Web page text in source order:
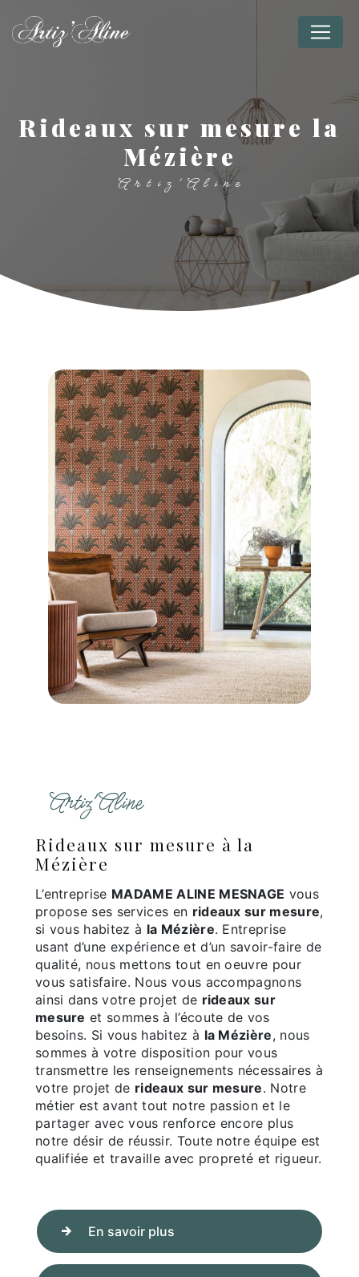
rideaux sur mesure la
Mézière
Artiz'Aline
Artiz'Aline
rideaux sur mesure à la
Mézière
L’entreprise MADAME ALINE MESNAGE vous
propose ses services en rideaux sur mesure,
si vous habitez à la Mézière. Entreprise
usant d’une expérience et d’un savoir-faire de
qualité, nous mettons tout en oeuvre pour
vous satisfaire. Nous vous accompagnons
ainsi dans votre projet de rideaux sur
mesure et sommes à l’écoute de vos
besoins. Si vous habitez à la Mézière, nous
sommes à votre disposition pour vous
transmettre les renseignements nécessaires à
votre projet de rideaux sur mesure. Notre
métier est avant tout notre passion et le
partager avec vous renforce encore plus
notre désir de réussir. Toute notre équipe est
qualifiée et travaille avec propreté et rigueur.
En savoir plus